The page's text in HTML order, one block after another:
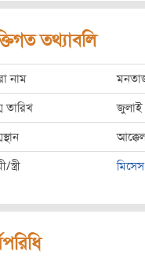
তথ্যাবলি
নাম
তারিখ
স্ত্রী